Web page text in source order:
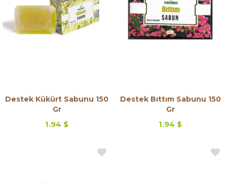
Destek Kükürt Sabunu 150
Gr
1.94 $
Destek Bıttım Sabunu 150
Gr
1.94 $